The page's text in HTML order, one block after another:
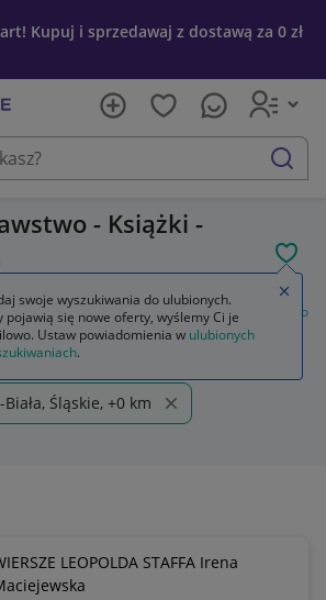
Kupuj i sprzedawaj z dostawą za 0 zł
szukaj
- Książki -
i popularnonaukowe Literaturoznawstwo
Śląskie, +0 km
LEOPOLDA STAFFA Irena
swoje wyszukiwania do ulubionych.
pojawią się nowe oferty, wyślemy Ci je
Ustaw powiadomienia w ulubionych
.